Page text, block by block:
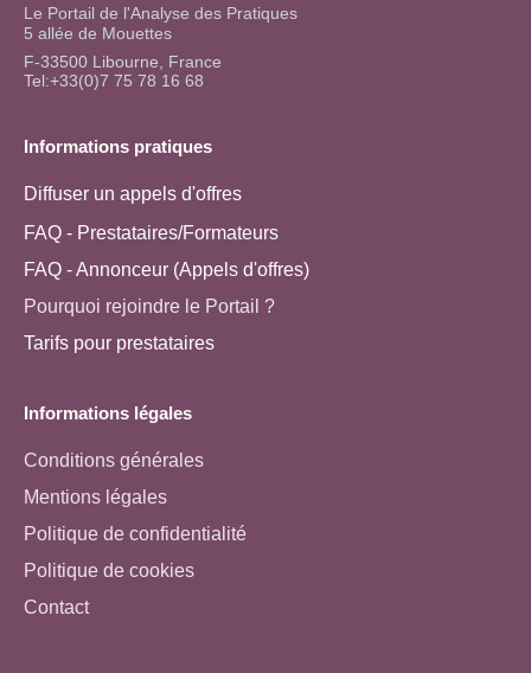
Le Portail de l'Analyse des Pratiques
5 allée de Mouettes
F-33500 Libourne, France
Tel:+33(0)7 75 78 16 68
Informations pratiques
Diffuser un appels d'offres
FAQ - Prestataires/Formateurs
FAQ - Annonceur (Appels d'offres)
Pourquoi rejoindre le Portail ?
Tarifs pour prestataires
Informations légales
Conditions générales
Mentions légales
Politique de confidentialité
Politique de cookies
Contact